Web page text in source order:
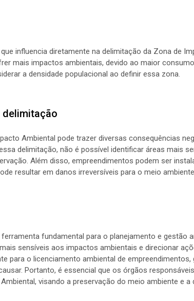
influencia diretamente na delimitação da Zona de
mais impactos ambientais, devido ao maior
a densidade populacional ao definir essa zona.
delimitação
Ambiental pode trazer diversas consequências
delimitação, não é possível identificar áreas mais
Além disso, empreendimentos podem ser
resultar em danos irreversíveis para o meio ambiente.
fundamental para o planejamento e gestão
sensíveis aos impactos ambientais e direcionar
para o licenciamento ambiental de
Portanto, é essencial que os órgãos
visando a preservação do meio ambiente e a